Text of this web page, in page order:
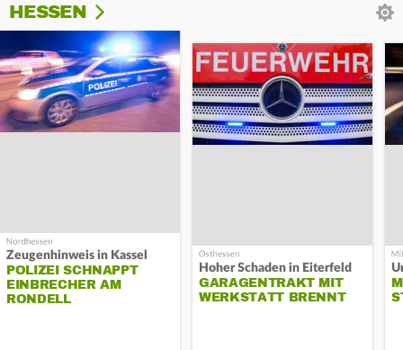
HESSEN
Zeugenhinweis in Kassel
POLIZEI SCHNAPPT
EINBRECHER AM
RONDELL
Hoher Schaden in Eiterfeld
GARAGENTRAKT MIT
WERKSTATT BRENNT